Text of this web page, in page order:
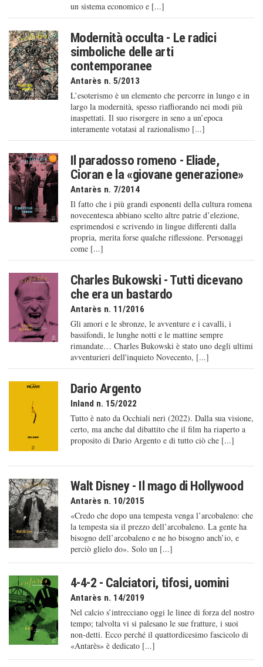
un sistema economico e [...]
Modernità occulta - Le radici
simboliche delle arti
contemporanee
Antarès n. 5/2013
L’esoterismo è un elemento che percorre in lungo e in
largo la modernità, spesso riaffiorando nei modi più
inaspettati. Il suo risorgere in seno a un’epoca
interamente votatasi al razionalismo [...]
Il paradosso romeno - Eliade,
Cioran e la «giovane generazione»
Antarès n. 7/2014
Il fatto che i più grandi esponenti della cultura romena
novecentesca abbiano scelto altre patrie d’elezione,
esprimendosi e scrivendo in lingue differenti dalla
propria, merita forse qualche riflessione. Personaggi
come [...]
Charles Bukowski - Tutti dicevano
che era un bastardo
Antarès n. 11/2016
Gli amori e le sbronze, le avventure e i cavalli, i
bassifondi, le lunghe notti e le mattine sempre
rimandate… Charles Bukowski è stato uno degli ultimi
avventurieri dell'inquieto Novecento, [...]
Dario Argento
Inland n. 15/2022
Tutto è nato da Occhiali neri (2022). Dalla sua visione,
certo, ma anche dal dibattito che il film ha riaperto a
proposito di Dario Argento e di tutto ciò che [...]
Walt Disney - Il mago di Hollywood
Antarès n. 10/2015
«Credo che dopo una tempesta venga l’arcobaleno: che
la tempesta sia il prezzo dell’arcobaleno. La gente ha
bisogno dell’arcobaleno e ne ho bisogno anch’io, e
perciò glielo do». Solo un [...]
4-4-2 - Calciatori, tifosi, uomini
Antarès n. 14/2019
Nel calcio s’intrecciano oggi le linee di forza del nostro
tempo; talvolta vi si palesano le sue fratture, i suoi
non-detti. Ecco perché il quattordicesimo fascicolo di
«Antarès» è dedicato [...]